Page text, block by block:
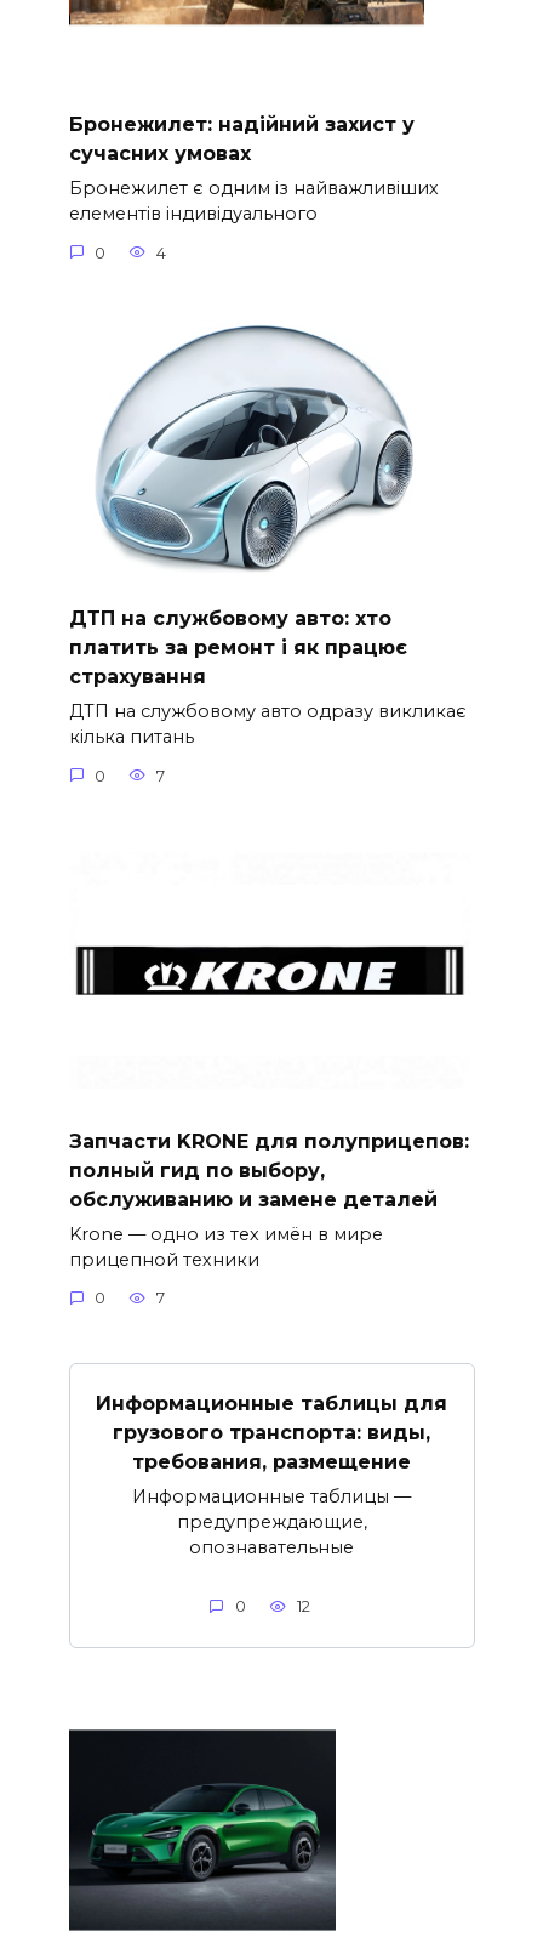
Бронежилет: надійний захист у
сучасних умовах
Бронежилет є одним із найважливіших
елементів індивідуального
0 4
ДТП на службовому авто: хто
платить за ремонт і як працює
страхування
ДТП на службовому авто одразу викликає
кілька питань
0 7
Запчасти KRONE для полуприцепов:
полный гид по выбору,
обслуживанию и замене деталей
Krone — одно из тех имён в мире
прицепной техники
0 7
Информационные таблицы для
грузового транспорта: виды,
требования, размещение
Информационные таблицы —
предупреждающие,
опознавательные
0 12